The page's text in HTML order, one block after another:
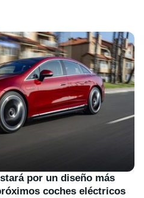
por un diseño más
coches eléctricos